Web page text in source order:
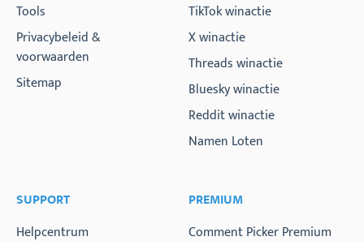
37 cm
14,5669 inch
38 cm
14,9606 inch
39 cm
15,3543 inch
15,748 inch
43 cm
16,9291 inch
Tools
Privacybeleid &
voorwaarden
Sitemap
TikTok winactie
X winactie
Threads winactie
Bluesky winactie
Reddit winactie
Namen Loten
SUPPORT
Helpcentrum
PREMIUM
Comment Picker Premium